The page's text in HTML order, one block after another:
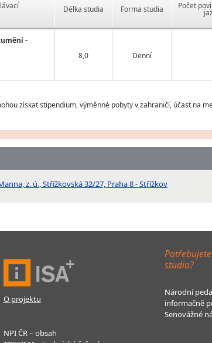
-
Délka studia Forma studia Počet
8,0 Denní
získat stipendium, výměnné pobyty v zahraničí, účast na
z. ú., Střížkovská 32/27, Praha 8 - Střížkov
O projektu
NPI ČR – obsah
studia?
Národní
informačně
Senovážné